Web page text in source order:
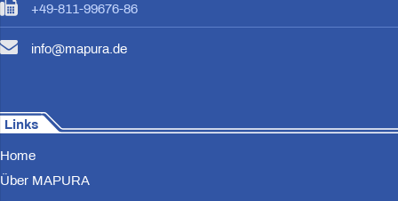
+49-811-99676-86
info@mapura.de
Links
Home
Über MAPURA